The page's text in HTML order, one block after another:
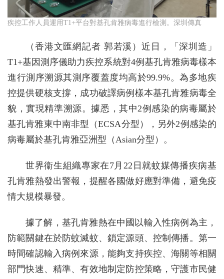
疾控工作人員運用T1+平台對基孔肯雅病毒進行檢測。深圳傳真
（香港文匯網記者 郭若溪）近日，「深圳造」
T1+基因測序儀助力疾控系統對4例基孔肯雅病毒樣本
進行測序溯源其測序覆蓋度均高於99.9%。為多地疾
控提供硬核支撐，成功破譯病例樣本基孔肯雅病毒全
貌，實現精準溯源。據悉，其中2例感染的病毒屬於
基孔肯雅東中南非型（ECSA分型），另外2例感染的
病毒屬於基孔肯雅亞洲型（Asian分型）。
世界衞生組織專家在7月22日就蚊媒傳播疾病基
孔肯雅熱發出警報，提醒各國做好應對準備，避免疫
情大規模暴發。
據了解，基孔肯雅熱在中國以輸入性病例為主，
防範關鍵在於防蚊滅蚊、鎖定源頭、控制傳播。第一
時間確認輸入病例來源，能夠支持疾控、海關等相關
部門快速、精準、有效地制定防控策略，守護市民健